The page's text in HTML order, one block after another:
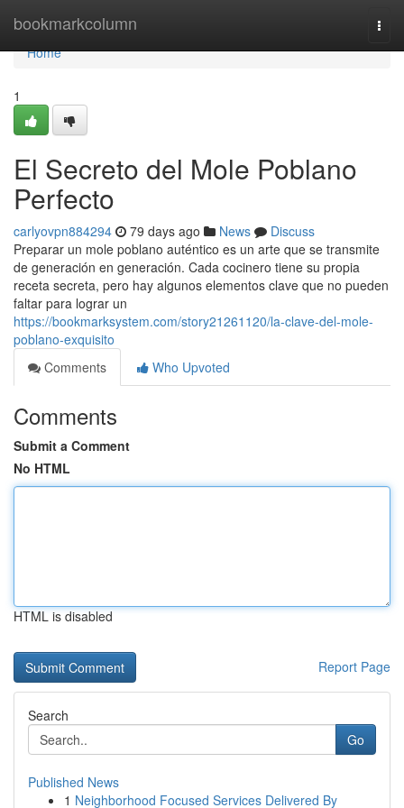
bookmarkcolumn
Home
Home
1
El Secreto del Mole Poblano
Perfecto
carlyovpn884294 79 days ago News
Discuss
Preparar un mole poblano auténtico es un arte que se transmite
de generación en generación. Cada cocinero tiene su propia
receta secreta, pero hay algunos elementos clave que no pueden
faltar para lograr un
https://bookmarksystem.com/story21261120/la-clave-del-mole-
poblano-exquisito
Comments
Who Upvoted
Comments
Submit a Comment
No HTML
HTML is disabled
Report Page
Search
Go
Published News
1 Neighborhood Focused Services Delivered By